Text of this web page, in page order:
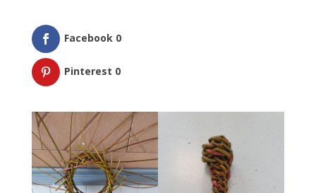
Facebook 0
Pinterest 0